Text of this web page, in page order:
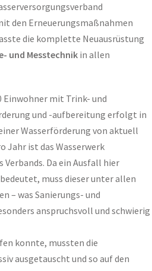
den Erneuerungsmaßnahmen
die komplette Neuausrüstung
und Messtechnikin allen
Einwohner mit Trink- und
und -aufbereitung erfolgt in
Wasserförderung von aktuell
Jahr ist das Wasserwerk
Da ein Ausfall hier
muss dieser unter allen
– was Sanierungs- und
anspruchsvoll und schwierig
konnte, mussten die
ausgetauscht und so auf den